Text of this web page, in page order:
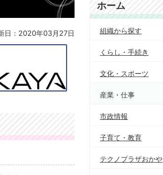
日：2020年03月27日
ホーム
組織から探す
くらし・手続き
文化・スポーツ
産業・仕事
市政情報
子育て・教育
テクノプラザおかや